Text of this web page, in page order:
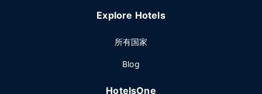
Explore Hotels
所有国家
Blog
HotelsOne